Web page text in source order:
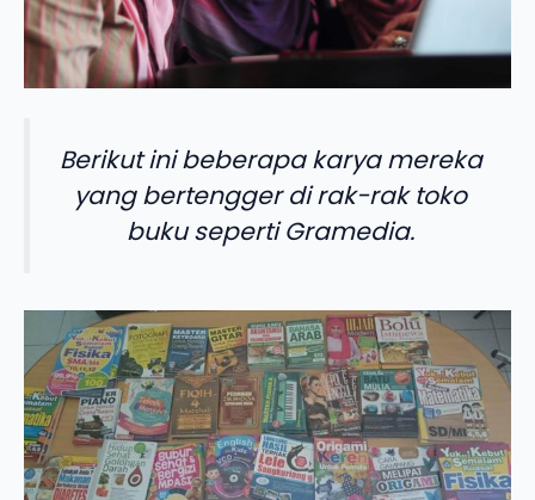
Berikut ini beberapa karya mereka
yang bertengger di rak-rak toko
buku seperti Gramedia.